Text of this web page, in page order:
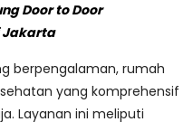
Door to Door
Jakarta
berpengalaman, rumah
yang komprehensif
Layanan ini meliputi